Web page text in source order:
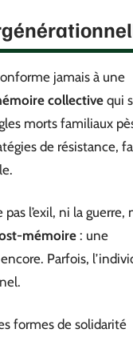
jamais à une
collective qui
morts familiaux
de résistance,
l’exil, ni la guerre,
mémoire : une
Parfois,
formes de solidarité